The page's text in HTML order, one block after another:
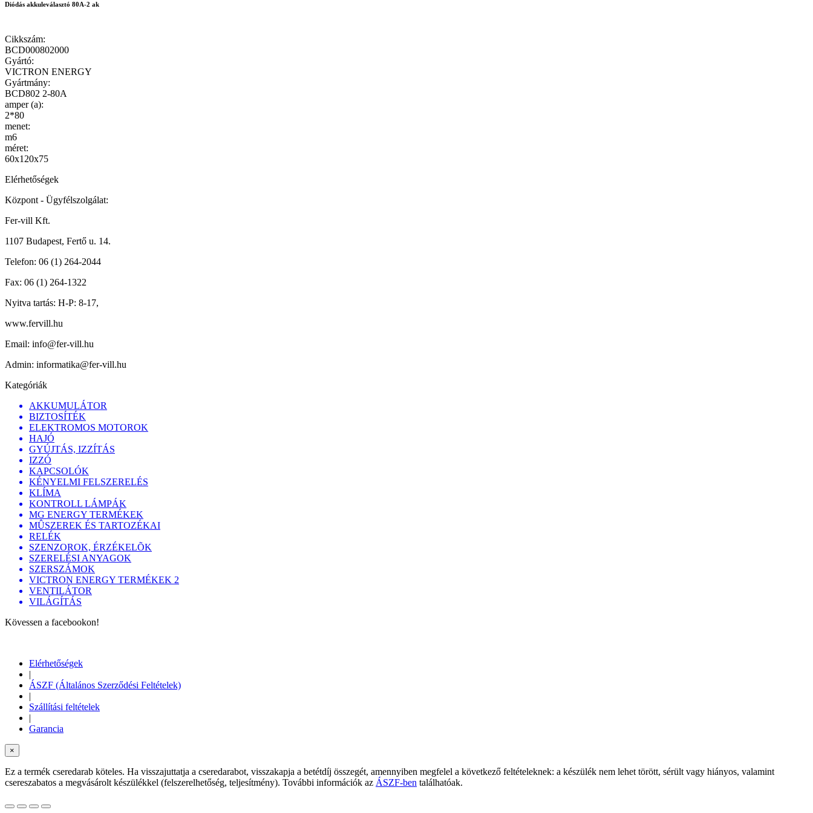
Diódás akkuleválasztó 80A-2 ak
Cikkszám:
BCD000802000
Gyártó:
VICTRON ENERGY
Gyártmány:
BCD802 2-80A
amper (a):
2*80
menet:
m6
méret:
60x120x75
Elérhetőségek
Központ - Ügyfélszolgálat:
Fer-vill Kft.
1107 Budapest, Fertő u. 14.
Telefon: 06 (1) 264-2044
Fax: 06 (1) 264-1322
Nyitva tartás: H-P: 8-17,
www.fervill.hu
Email: info@fer-vill.hu
Admin: informatika@fer-vill.hu
Kategóriák
AKKUMULÁTOR
BIZTOSÍTÉK
ELEKTROMOS MOTOROK
HAJÓ
GYÚJTÁS, IZZÍTÁS
IZZÓ
KAPCSOLÓK
KÉNYELMI FELSZERELÉS
KLÍMA
KONTROLL LÁMPÁK
MG ENERGY TERMÉKEK
MÛSZEREK ÉS TARTOZÉKAI
RELÉK
SZENZOROK, ÉRZÉKELÕK
SZERELÉSI ANYAGOK
SZERSZÁMOK
VICTRON ENERGY TERMÉKEK 2
VENTILÁTOR
VILÁGÍTÁS
Kövessen a facebookon!
Elérhetőségek
|
ÁSZF (Általános Szerződési Feltételek)
|
Szállítási feltételek
|
Garancia
×
Ez a termék cseredarab köteles. Ha visszajuttatja a cseredarabot, visszakapja a betétdíj összegét, amennyiben megfelel a következő feltételeknek: a készülék nem lehet törött, sérült vagy hiányos, valamint
csereszabatos a megvásárolt készülékkel (felszerelhetőség, teljesítmény). További információk az ÁSZF-ben találhatóak.